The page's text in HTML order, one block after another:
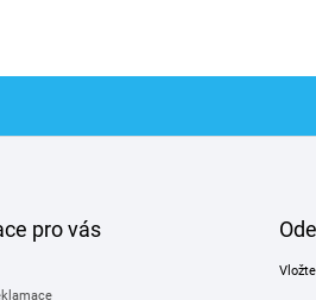
pro vás